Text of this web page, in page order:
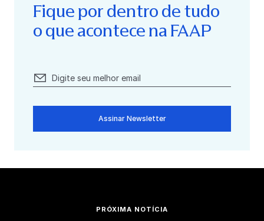
Fique por dentro de tudo
o que acontece na FAAP
Assinar Newsletter
PRÓXIMA NOTÍCIA